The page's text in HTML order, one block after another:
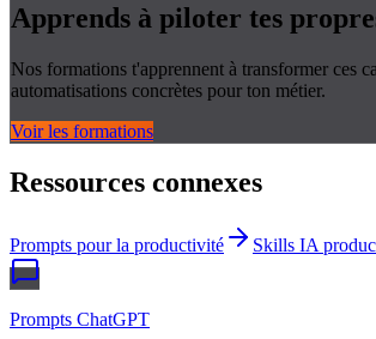
Apprends à piloter tes
Nos formations t'apprennent à transformer ces
automatisations concrètes pour ton métier.
Voir les formations
Ressources connexes
Prompts pour la productivité Skills IA
Prompts ChatGPT